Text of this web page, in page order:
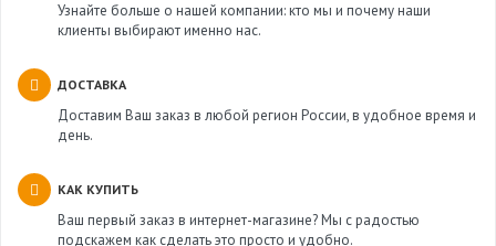
Узнайте больше о нашей компании: кто мы и почему наши
клиенты выбирают именно нас.
ДОСТАВКА
Доставим Ваш заказ в любой регион России, в удобное время и
день.
КАК КУПИТЬ
Ваш первый заказ в интернет-магазине? Мы с радостью
подскажем как сделать это просто и удобно.